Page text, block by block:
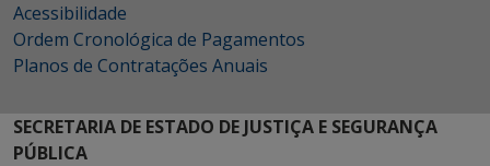
Acessibilidade
Ordem Cronológica de Pagamentos
Planos de Contratações Anuais
SECRETARIA DE ESTADO DE JUSTIÇA E SEGURANÇA
PÚBLICA